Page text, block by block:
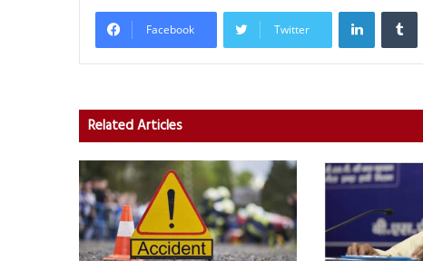
Facebook Twitter
LinkedIn
Related Articles